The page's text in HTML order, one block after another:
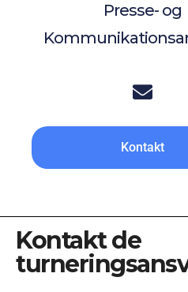
Presse- og
Kontakt
Kontakt de